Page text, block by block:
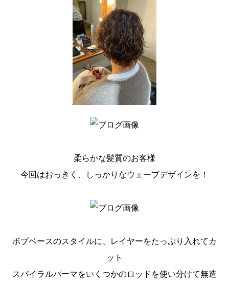
柔らかな髪質のお客様
今回はおっきく、しっかりなウェーブデザインを！
ボブベースのスタイルに、レイヤーをたっぷり入れてカ
ット
スパイラルパーマをいくつかのロッドを使い分けて無造